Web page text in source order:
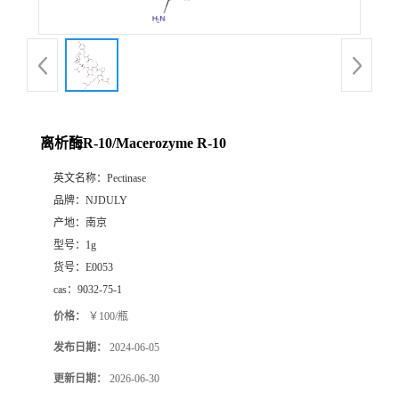
离析酶R-10/Macerozyme R-10
英文名称： Pectinase
品牌： NJDULY
产地： 南京
型号： 1g
货号： E0053
cas： 9032-75-1
价格： ￥100/瓶
发布日期： 2024-06-05
更新日期： 2026-06-30